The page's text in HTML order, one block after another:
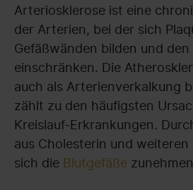
Arteriosklerose ist eine
der Arterien, bei der sich
Gefäßwänden bilden und
einschränken. Die
auch als Arterienverkalkung
zählt zu den häufigsten
Kreislauf-Erkrankungen.
aus Cholesterin und
sich die Blutgefäße